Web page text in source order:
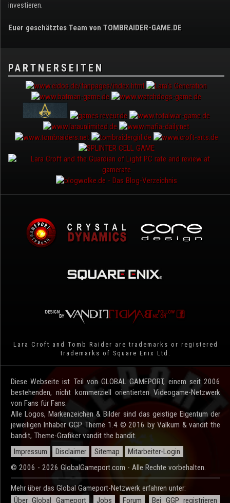
investieren.
Euer geschätztes Team von TOMBRAIDER-GAME.DE
PARTNERSEITEN
Lara Croft and Tomb Raider are trademarks or registered
trademarks of Square Enix Ltd.
Diese Webseite ist Teil von GLOBAL GAMEPORT, einem seit 2006
bestehenden, nicht kommerziell orientierten Videogame-Netzwerk
von Fans für Fans.
Alle Logos, Markenzeichen & Bilder sind das geistige Eigentum der
jeweiligen Inhaber. GGP Theme 1.4 © 2016 by Valkum & vandit the
bandit, Theme-Grafiker vandit the bandit.
Impressum
Disclaimer Sitemap
Mitarbeiter-Login
© 2006 - 2026 GlobalGameport.com - Alle Rechte vorbehalten.
Mehr über das Global Gameport-Netzwerk erfahren unter:
Über Global Gameport
Jobs Forum Bei GGP registrieren